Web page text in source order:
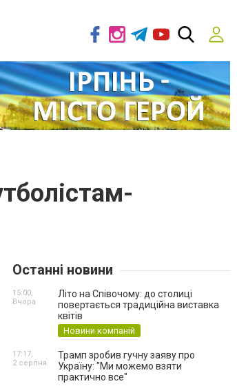
Останні новини
Літо на Співочому: до столиці
повертається традиційна виставка
квітів
Новини компаній
15:00,
Вчора
Трамп зробив гучну заяву про
Україну: "Ми можемо взяти
практично все"
17:17,
2 серпня